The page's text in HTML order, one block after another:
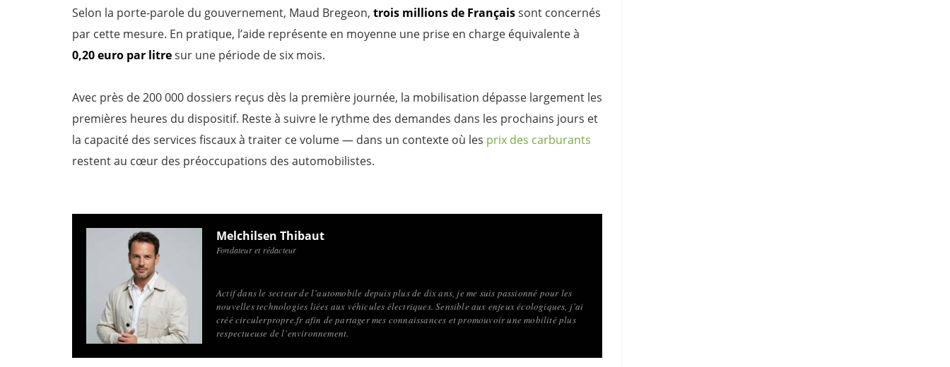
Selon la porte-parole du gouvernement, Maud Bregeon, trois millions de Françaissont concernés
par cette mesure. En pratique, l’aide représente en moyenne une prise en charge équivalente à
0,20 euro par litresur une période de six mois.
Avec près de 200 000 dossiers reçus dès la première journée, la mobilisation dépasse largement les
premières heures du dispositif. Reste à suivre le rythme des demandes dans les prochains jours et
la capacité des services fiscaux à traiter ce volume — dans un contexte où les prix des carburants
restent au cœur des préoccupations des automobilistes.
Melchilsen Thibaut
Fondateur et rédacteur
Actif dans le secteur de l’automobile depuis plus de dix ans, je me suis passionné pour les
nouvelles technologies liées aux véhicules électriques. Sensible aux enjeux écologiques, j’ai
créé circulerpropre.fr afin de partager mes connaissances et promouvoir une mobilité plus
respectueuse de l’environnement.